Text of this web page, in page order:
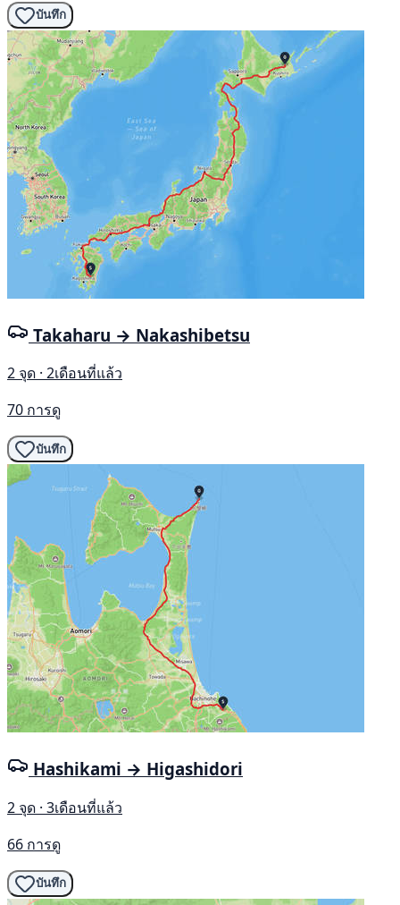
บันทึก
Takaharu → Nakashibetsu
2 จุด · 2เดือนที่แล้ว
70 การดู
บันทึก
Hashikami → Higashidori
2 จุด · 3เดือนที่แล้ว
66 การดู
บันทึก